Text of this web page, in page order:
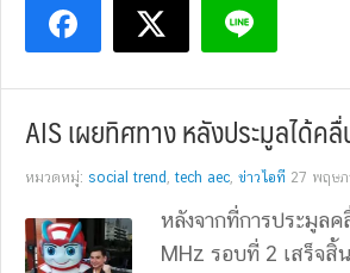
AIS เผยทิศทาง หลังประมูลได้ค
หมวดหมู่: social trend ,tech aec, ข่าวไอที 27 พฤษ
หลังจากที่การประมูล
MHz รอบที่ 2 เสร็จสิ้